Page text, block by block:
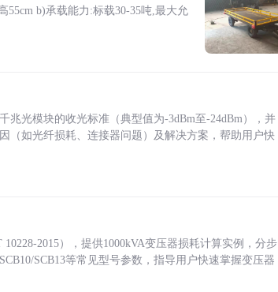
55cm b)承载能力:标载30-35吨,最大允
光模块的收光标准（典型值为-3dBm至-24dBm），并
（如光纤损耗、连接器问题）及解决方案，帮助用户快
2015），提供1000kVA变压器损耗计算实例，分步
SCB13等常见型号参数，指导用户快速掌握变压器